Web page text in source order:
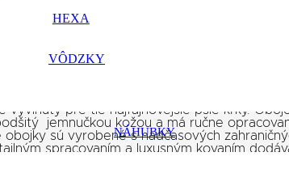
HEXA
VÔDZKY
NÁHUBKY
vyvinutý pre tie najfajnovejšie psie krky.
jemnučkou kožou a má ručne
obojky sú vyrobené s nadčasových
spracovaním a luxusným kovaním
v limitovanej edícii.